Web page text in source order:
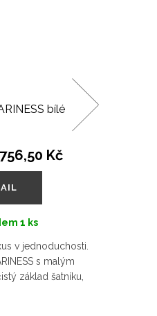
bílé
756,50 Kč
1 ks
v jednoduchosti.
s malým
základ šatníku,